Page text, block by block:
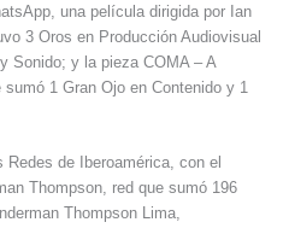
una película dirigida por Ian
3 Oros en Producción Audiovisual
Sonido; y la pieza COMA – A
1 Gran Ojo en Contenido y 1
de Iberoamérica, con el
Thompson, red que sumó 196
Thompson Lima,